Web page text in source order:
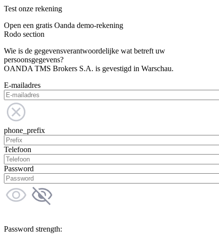
Test onze rekening
Open een gratis Oanda demo-rekening
Rodo section
Wie is de gegevensverantwoordelijke wat betreft uw
persoonsgegevens?
OANDA TMS Brokers S.A. is gevestigd in Warschau.
E-mailadres
phone_prefix
Telefoon
Password
Password strength: